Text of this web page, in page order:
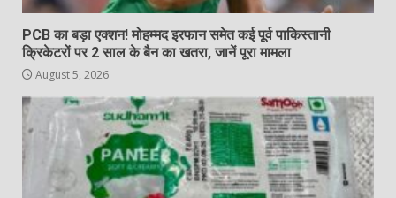
PCB का बड़ा एक्शन! मोहम्मद इरफान समेत कई पूर्व पाकिस्तानी
क्रिकेटरों पर 2 साल के बैन का खतरा, जानें पूरा मामला
August 5, 2026